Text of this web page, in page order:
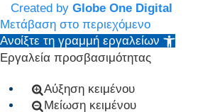
Created by Globe One Digital
Μετάβαση στο περιεχόμενο
Ανοίξτε τη γραμμή εργαλείων
Εργαλεία προσβασιμότητας
Αύξηση κειμένου
Μείωση κειμένου